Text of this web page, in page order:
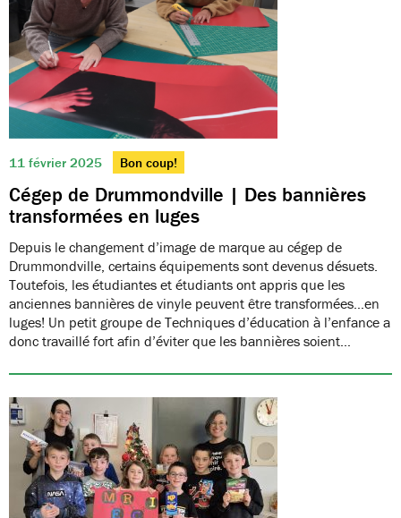
11 février 2025 Bon coup!
Cégep de Drummondville | Des bannières
transformées en luges
Depuis le changement d’image de marque au cégep de
Drummondville, certains équipements sont devenus désuets.
Toutefois, les étudiantes et étudiants ont appris que les
anciennes bannières de vinyle peuvent être transformées…en
luges! Un petit groupe de Techniques d’éducation à l’enfance a
donc travaillé fort afin d’éviter que les bannières soient…